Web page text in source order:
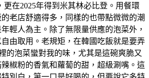
更在2025年得到米其林必比登。用餐環
老店舒適得多，同樣的也帶點微微的潮
輕人為主。除了無限量供應的泡菜外，
由取用。老規矩，在韓國吃飯就是要弄
的泡菜蠻對我的味，尤其是這碗爽脆又
椒粉的香氣和蘿蔔的甜，超級涮嘴。這